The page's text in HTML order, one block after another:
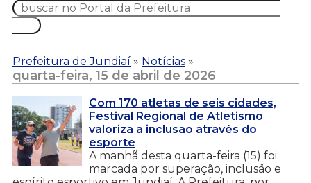
Prefeitura de Jundiaí » Notícias »
quarta-feira, 15 de abril de 2026
Com 170 atletas de seis cidades,
Festival Regional de Atletismo
valoriza a inclusão através do
esporte
A manhã desta quarta-feira (15) foi
marcada por superação, inclusão e